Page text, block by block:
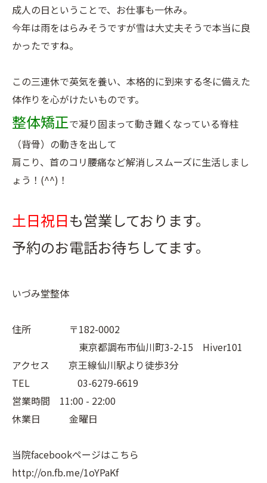
成人の日ということで、お仕事も一休み。
今年は雨をはらみそうですが雪は大丈夫そうで本当に良
かったですね。
この三連休で英気を養い、本格的に到来する冬に備えた
体作りを心がけたいものです。
整体矯正で凝り固まって動き難くなっている脊柱
（背骨）の動きを出して
肩こり、首のコリ腰痛など解消しスムーズに生活しまし
ょう！(^^)！
土日祝日も営業しております。
予約のお電話お待ちしてます。
いづみ堂整体
住所 〒182-0002
東京都調布市仙川町3-2-15 Hiver101
アクセス 京王線仙川駅より徒歩3分
TEL 03-6279-6619
営業時間 11:00 - 22:00
休業日 金曜日
当院facebookページはこちら
http://on.fb.me/1oYPaKf